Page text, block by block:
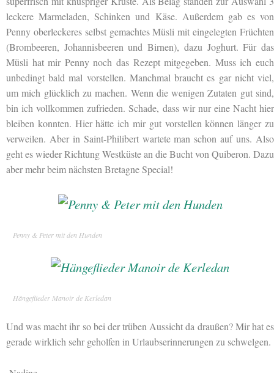
leckere Marmeladen, Schinken und Käse. Außerdem gab es von
Penny oberleckeres selbst gemachtes Müsli mit eingelegten Früchten
(Brombeeren, Johannisbeeren und Birnen), dazu Joghurt. Für das
Müsli hat mir Penny noch das Rezept mitgegeben. Muss ich euch
unbedingt bald mal vorstellen. Manchmal braucht es gar nicht viel,
um mich glücklich zu machen. Wenn die wenigen Zutaten gut sind,
bin ich vollkommen zufrieden. Schade, dass wir nur eine Nacht hier
bleiben konnten. Hier hätte ich mir gut vorstellen können länger zu
verweilen. Aber in Saint-Philibert wartete man schon auf uns. Also
geht es wieder Richtung Westküste an die Bucht von Quiberon. Dazu
aber mehr beim nächsten Bretagne Special!
Penny & Peter mit den Hunden
Hängeflieder Manoir de Kerledan
Und was macht ihr so bei der trüben Aussicht da draußen? Mir hat es
gerade wirklich sehr geholfen in Urlaubserinnerungen zu schwelgen.